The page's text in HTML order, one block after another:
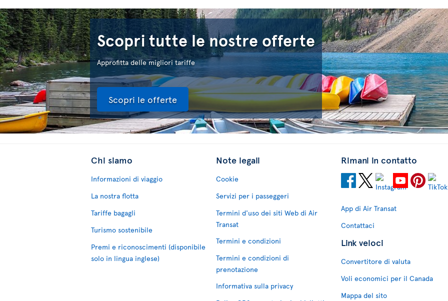
Scopri tutte le nostre offerte
Approfitta delle migliori tariffe
Scopri le offerte
Chi siamo
Informazioni di viaggio
La nostra flotta
Tariffe bagagli
Turismo sostenibile
Premi e riconoscimenti (disponibile
solo in lingua inglese)
Note legali
Cookie
Servizi per i passeggeri
Termini d'uso dei siti Web di Air
Transat
Termini e condizioni
Termini e condizioni di
prenotazione
Informativa sulla privacy
Rimani in contatto
App di Air Transat
Contattaci
Link veloci
Convertitore di valuta
Voli economici per il Canada
Mappa del sito